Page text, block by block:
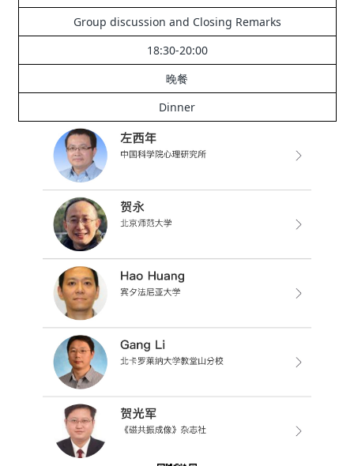
Group discussion and Closing Remarks
18:30-20:00
晚餐
Dinner